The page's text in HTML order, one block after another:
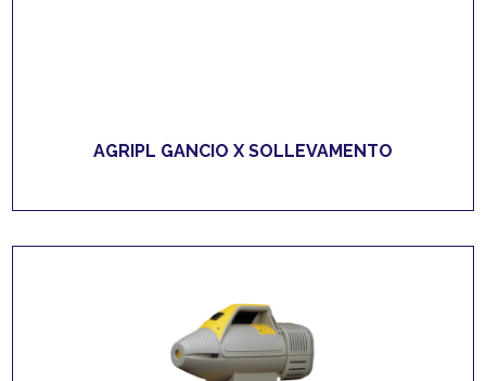
AGRIPL GANCIO X SOLLEVAMENTO